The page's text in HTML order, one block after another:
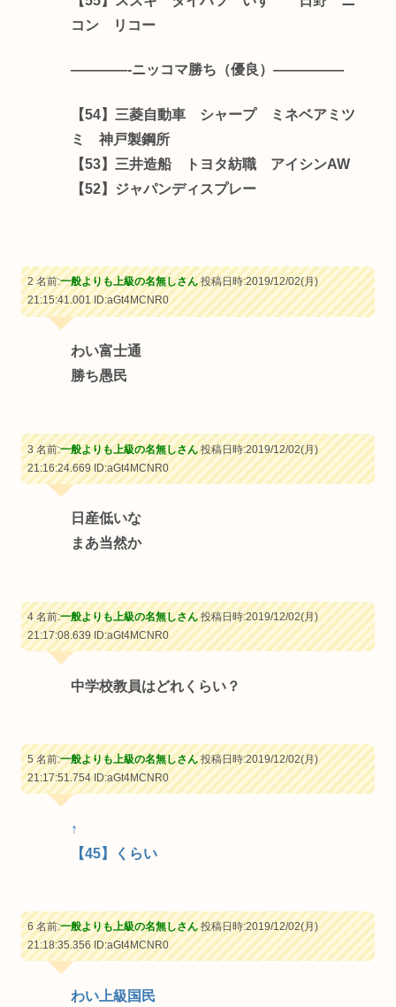
コン リコー
————-ニッコマ勝ち（優良）—————
【54】三菱自動車 シャープ ミネベアミツ
ミ 神戸製鋼所
【53】三井造船 トヨタ紡職 アイシンAW
【52】ジャパンディスプレー
2 名前:一般よりも上級の名無しさん投稿日時:2019/12/02(月)
21:15:41.001ID:aGt4MCNR0
わい富士通
勝ち愚民
3 名前:一般よりも上級の名無しさん投稿日時:2019/12/02(月)
21:16:24.669ID:aGt4MCNR0
日産低いな
まあ当然か
4 名前:一般よりも上級の名無しさん投稿日時:2019/12/02(月)
21:17:08.639ID:aGt4MCNR0
中学校教員はどれくらい？
5 名前:一般よりも上級の名無しさん投稿日時:2019/12/02(月)
21:17:51.754ID:aGt4MCNR0
↑
【45】くらい
6 名前:一般よりも上級の名無しさん投稿日時:2019/12/02(月)
21:18:35.356ID:aGt4MCNR0
わい上級国民